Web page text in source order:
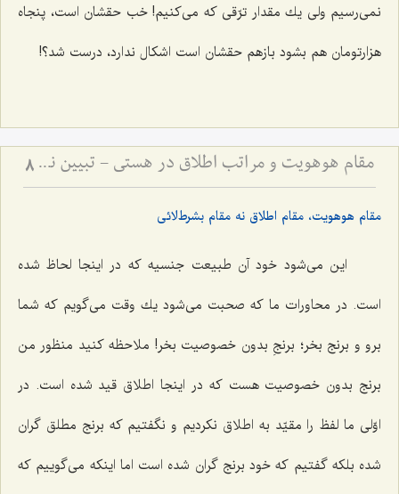
نمى‌رسیم ولى یك مقدار ترّقى كه مى‌كنیم! خب حقشان است، پنجاه
هزارتومان هم بشود بازهم حقشان است اشكال ندارد، درست شد؟!
مقام هوهویت و مراتب اطلاق در هستی - تبیین نسبت میان مقام احدیت، واحدیت و ظهورات مادی 8
مقام هوهویت، مقام اطلاق نه مقام بشرط‌لائی
این مى‌شود خود آن طبیعت جنسیه كه در اینجا لحاظ شده
است. در محاورات ما كه صحبت مى‌شود یك وقت مى‌گویم که شما
برو و برنج بخر؛ برنجِ بدون خصوصیت بخر! ملاحظه كنید منظور من
برنج بدون خصوصیت هست که در اینجا اطلاق قید شده است. در
اوّلى ما لفظ را مقیّد به اطلاق نكردیم و نگفتیم که برنج مطلق گران
شده بلکه گفتیم که خود برنج گران شده است اما اینكه مى‌گوییم که